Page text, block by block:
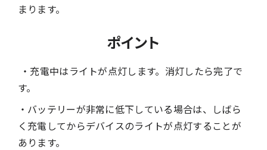
まります。
ポイント
・充電中はライトが点灯します。消灯したら完了で
す。
・バッテリーが非常に低下している場合は、しばら
く充電してからデバイスのライトが点灯することが
あります。